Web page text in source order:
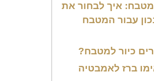
איך לבחור את
עבור המטבח
כיור למטבח?
ברז לאמבטיה